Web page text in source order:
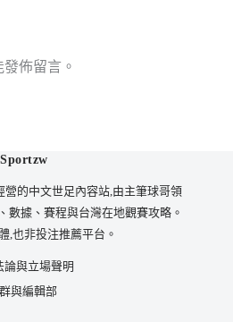
佈留言。
營的中文世足內容站,由主筆球哥領
數據、賽程與台灣在地觀賽攻略。
,也非投注推薦平台。
與立場聲明
與編輯部